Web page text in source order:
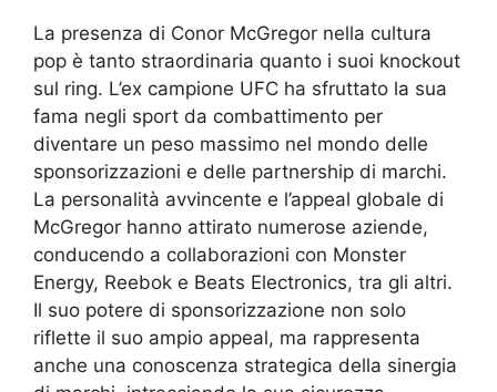
La presenza di Conor McGregor nella cultura
pop è tanto straordinaria quanto i suoi knockout
sul ring. L’ex campione UFC ha sfruttato la sua
fama negli sport da combattimento per
diventare un peso massimo nel mondo delle
sponsorizzazioni e delle partnership di marchi.
La personalità avvincente e l’appeal globale di
McGregor hanno attirato numerose aziende,
conducendo a collaborazioni con Monster
Energy, Reebok e Beats Electronics, tra gli altri.
Il suo potere di sponsorizzazione non solo
riflette il suo ampio appeal, ma rappresenta
anche una conoscenza strategica della sinergia